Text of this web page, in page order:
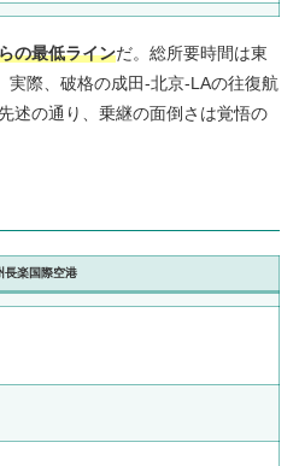
の最低ラインだ。総所要時間は東
実際、破格の成田-北京-LAの往復航
述の通り、乗継の面倒さは覚悟の
長楽国際空港